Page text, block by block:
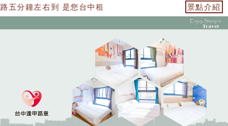
分鐘左右到 是您台中租屋最佳選擇 景點介紹